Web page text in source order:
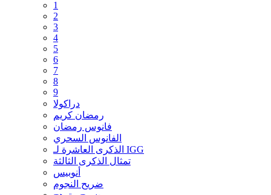
1
2
3
4
5
6
7
8
9
دراكولا
رمضان كريم
فانوس رمضان
الفانوس السحري
الذكرى العاشرة لـ IGG
تمثال الذكرى الثالثة
أنوبيس
ضريح النجوم